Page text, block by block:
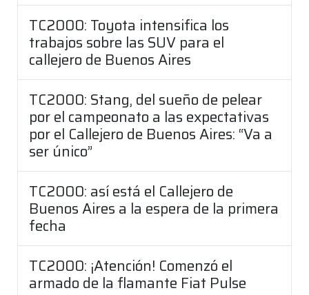
TC2000: Toyota intensifica los
trabajos sobre las SUV para el
callejero de Buenos Aires
TC2000: Stang, del sueño de pelear
por el campeonato a las expectativas
por el Callejero de Buenos Aires: “Va a
ser único”
TC2000: así está el Callejero de
Buenos Aires a la espera de la primera
fecha
TC2000: ¡Atención! Comenzó el
armado de la flamante Fiat Pulse